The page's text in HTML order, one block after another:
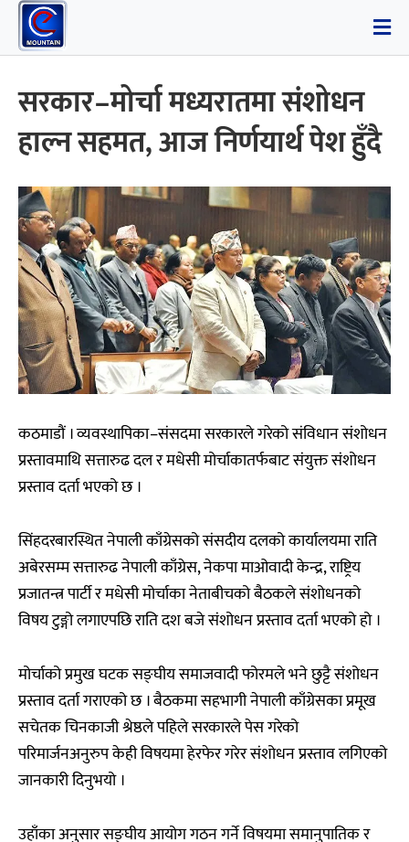
सरकार–मोर्चा मध्यरातमा संशोधन
हाल्न सहमत, आज निर्णयार्थ पेश हुँदै
कठमाडौं । व्यवस्थापिका–संसदमा सरकारले गरेको संविधान संशोधन
प्रस्तावमाथि सत्तारुढ दल र मधेसी मोर्चाकातर्फबाट संयुक्त संशोधन
प्रस्ताव दर्ता भएको छ ।
सिंहदरबारस्थित नेपाली काँग्रेसको संसदीय दलको कार्यालयमा राति
अबेरसम्म सत्तारुढ नेपाली काँग्रेस, नेकपा माओवादी केन्द्र, राष्ट्रिय
प्रजातन्त्र पार्टी र मधेसी मोर्चाका नेताबीचको बैठकले संशोधनको
विषय टुङ्गो लगाएपछि राति दश बजे संशोधन प्रस्ताव दर्ता भएको हो ।
मोर्चाको प्रमुख घटक सङ्घीय समाजवादी फोरमले भने छुट्टै संशोधन
प्रस्ताव दर्ता गराएको छ । बैठकमा सहभागी नेपाली काँग्रेसका प्रमूख
सचेतक चिनकाजी श्रेष्ठले पहिले सरकारले पेस गरेको
परिमार्जनअनुरुप केही विषयमा हेरफेर गरेर संशोधन प्रस्ताव लगिएको
जानकारी दिनुभयो ।
उहाँका अनुसार सङ्घीय आयोग गठन गर्ने विषयमा समानुपातिक र